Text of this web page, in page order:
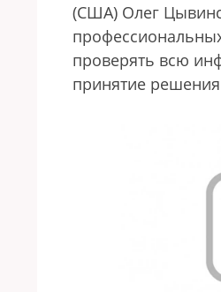
(США) Олег
проверять всю
принятие